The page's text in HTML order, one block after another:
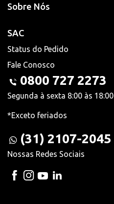
Sobre Nós
SAC
Status do Pedido
Fale Conosco
0800 727 2273
Segunda à sexta 8:00 às 18:00
*Exceto feriados
(31) 2107-2045
Nossas Redes Sociais